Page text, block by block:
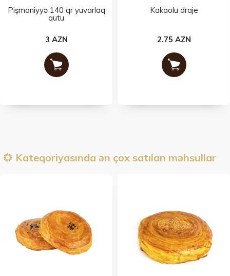
Pişmaniyyə 140 qr yuvarlaq
qutu
3 AZN
Kakaolu draje
2.75 AZN
Kateqoriyasında ən çox satılan məhsullar